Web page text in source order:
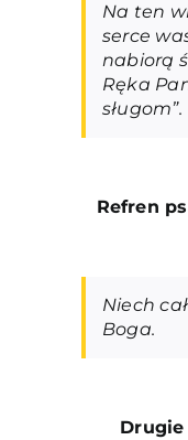
Na ten
serce
nabiorą
Ręka
sługom”.
Refren
Niech
Boga.